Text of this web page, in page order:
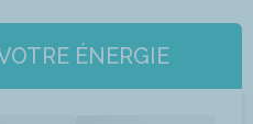
ÉNERGIE